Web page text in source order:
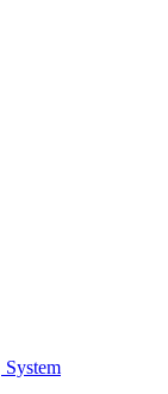
System